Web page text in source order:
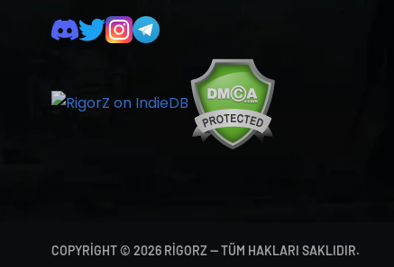
COPYRIGHT © 2026 RIGORZ — TÜM HAKLARI SAKLIDIR.